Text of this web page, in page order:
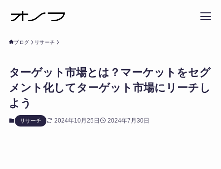
ブログ リサーチ
ターゲット市場とは？マーケットをセグ
メント化してターゲット市場にリーチし
よう
リサーチ 2024年10月25日 2024年7月30日